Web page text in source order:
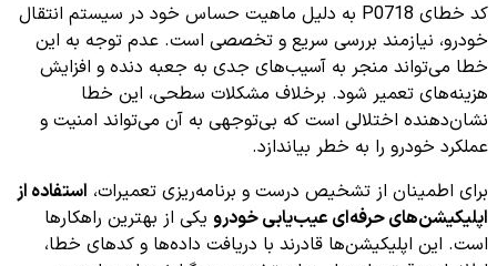
کد خطای P0718 به دلیل ماهیت حساس خود در سیستم انتقال
خودرو، نیازمند بررسی سریع و تخصصی است. عدم توجه به این
خطا می‌تواند منجر به آسیب‌های جدی به جعبه دنده و افزایش
هزینه‌های تعمیر شود. برخلاف مشکلات سطحی، این خطا
نشان‌دهنده اختلالی است که بی‌توجهی به آن می‌تواند امنیت و
عملکرد خودرو را به خطر بیاندازد.
برای اطمینان از تشخیص درست و برنامه‌ریزی تعمیرات، استفاده از
اپلیکیشن‌های حرفه‌ای عیب‌یابی خودرو یکی از بهترین راهکارها
است. این اپلیکیشن‌ها قادرند با دریافت داده‌ها و کدهای خطا،